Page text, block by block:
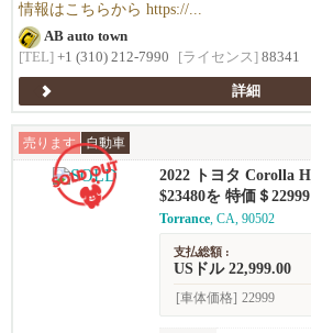
情報はこちらから https://...
AB auto town
[TEL] +1 (310) 212-7990 [ライセンス] 88341
詳細
売ります 自動車
2022 トヨタ Corolla
$23480を 特価＄22999
Torrance, CA, 90502
支払総額 :
USドル 22,999.00
[車体価格] 22999